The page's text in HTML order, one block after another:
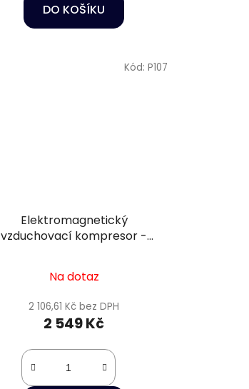
DO KOŠÍKU
Elektromagnetický
vzduchovací kompresor -
Na dotaz
2 106,61 Kč bez DPH
2 549 Kč
Kód: P107